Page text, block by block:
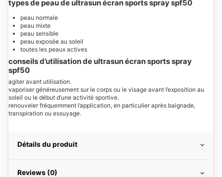
types de peau de ultrasun écran sports spray spf50
peau normale
peau mixte
peau sensible
peau exposée au soleil
toutes les peaux actives
conseils d’utilisation de ultrasun écran sports spray
spf50
agiter avant utilisation.
vaporiser généreusement sur le corps ou le visage avant l’exposition au
soleil ou le début d’une activité sportive.
renouveler fréquemment l’application, en particulier après baignade,
transpiration ou essuyage.
Détails du produit
Reviews (0)